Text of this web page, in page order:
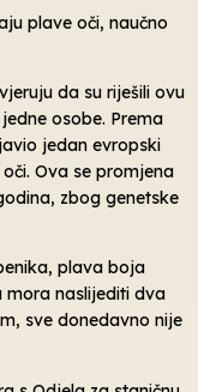
plave oči, naučno
da su riješili ovu
osobe. Prema
jedan evropski
Ova se promjena
zbog genetske
plava boja
mora naslijediti dva
sve donedavno nije